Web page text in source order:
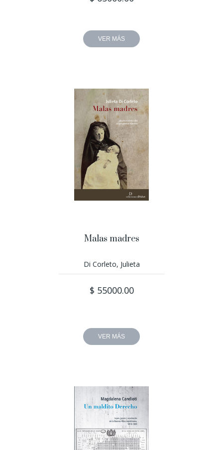
VER MÁS
Malas madres
Di Corleto, Julieta
$ 55000.00
VER MÁS